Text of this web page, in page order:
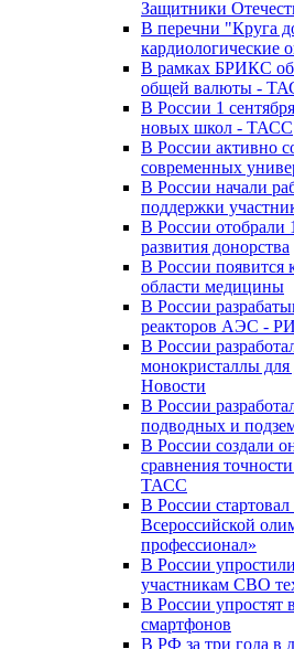
Защитники
В перечни "Круга
кардиологические
В рамках БРИКС
общей валюты -
В России 1
новых школ - ТАСС
В России активно
современных
В России начали
поддержки
В России отобрали
развития донорства
В России появится
области медицины
В России
реакторов АЭС -
В России
монокристаллы
Новости
В России
подводных и
В России создали
сравнения
ТАСС
В России
Всероссийской
профессионал»
В России
участникам СВО
В России упростят
смартфонов
В РФ за три года в